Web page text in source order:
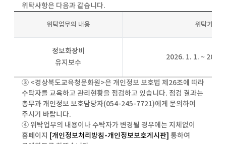
위탁사항은 다음과 같습니다.
위탁업무의 내용 위탁기간
정보화장비
유지보수
2026. 1. 1. ~
③ <경상북도교육청문화원>은 개인정보 보호법 제26조에 따라
수탁자를 교육하고 관리현황을 점검하고 있습니다. 점검 결과는
총무과 개인정보 보호담당자(054-245-7721)에게 문의하여
주시기 바랍니다.
④ 위탁업무의 내용이나 수탁자가 변경될 경우에는 지체없이
홈페이지 [개인정보처리방침-개인정보보호게시판] 통하여